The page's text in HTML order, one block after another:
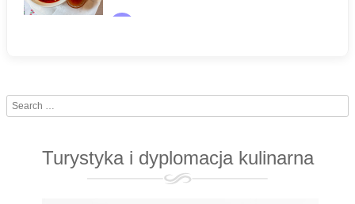
Search
Turystyka i dyplomacja kulinarna